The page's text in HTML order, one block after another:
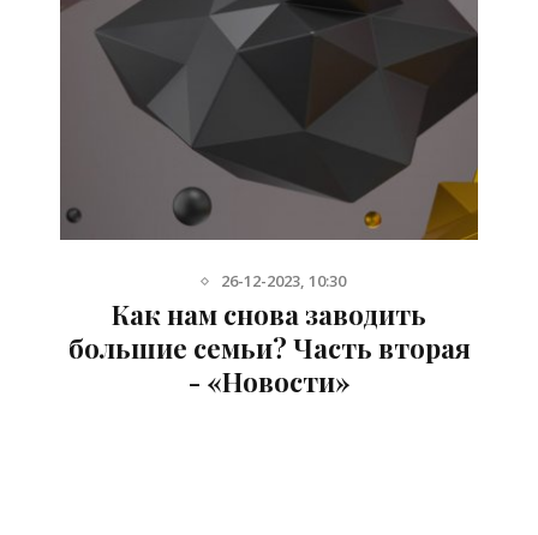
26-12-2023, 10:30
Как нам снова заводить
большие семьи? Часть вторая
- «Новости»